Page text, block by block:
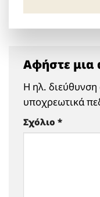
Αφήστε μια
Η ηλ. διεύθυνση
υποχρεωτικά
Σχόλιο *